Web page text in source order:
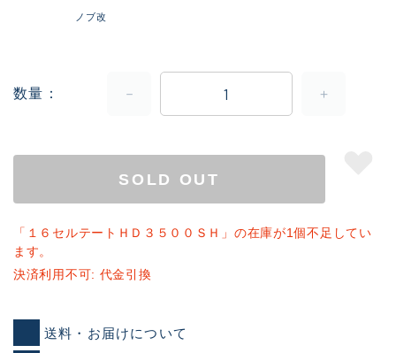
ノブ改
数量
SOLD OUT
「１６セルテートＨＤ３５００ＳＨ」の在庫が1個不足してい
ます。
決済利用不可: 代金引換
送料・お届けについて